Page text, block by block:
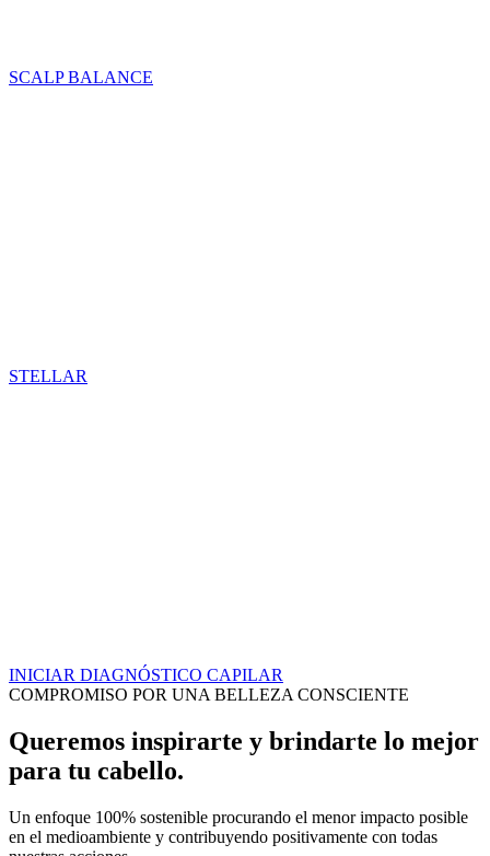
SCALP BALANCE
STELLAR
INICIAR DIAGNÓSTICO CAPILAR
COMPROMISO POR UNA BELLEZA CONSCIENTE
Queremos inspirarte y brindarte lo mejor
para tu cabello.
Un enfoque 100% sostenible procurando el menor impacto posible
en el medioambiente y contribuyendo positivamente con todas